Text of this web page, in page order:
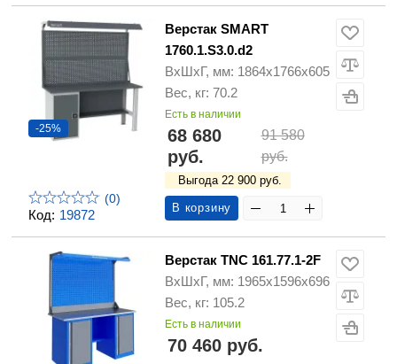
Код: 19872
-25%
(0)
Верстак SMART
1760.1.S3.0.d2
ВхШхГ, мм: 1864х1766х605
Вес, кг: 70.2
Есть в наличии
68 680
руб.
91 580
руб.
Выгода 22 900 руб.
В корзину
Верстак TNC 161.77.1-2F
ВхШхГ, мм: 1965х1596х696
Вес, кг: 105.2
Есть в наличии
70 460 руб.